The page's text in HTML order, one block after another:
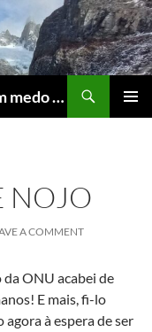
Só é realmente livre quem não tem medo do ridículo
NOJO
A COMMENT
ONU acabei de
E mais, fi-lo
à espera de ser